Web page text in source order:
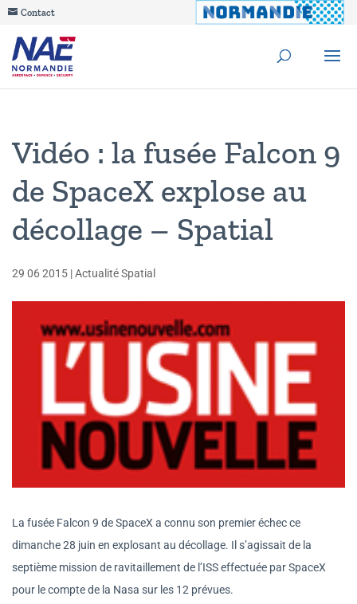
Contact
Vidéo : la fusée Falcon 9
de SpaceX explose au
décollage – Spatial
29 06 2015 |Actualité Spatial
La fusée Falcon 9 de SpaceX a connu son premier échec ce
dimanche 28 juin en explosant au décollage. Il s’agissait de la
septième mission de ravitaillement de l’ISS effectuée par SpaceX
pour le compte de la Nasa sur les 12 prévues.